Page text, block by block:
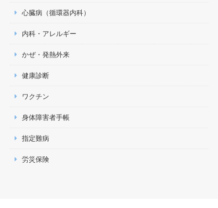
さいたま市の特定健診、がん検診（肺がん・結核、大腸
診、骨粗しょう症検診、風しん抗体検査、女性のヘルス
どの健診もお受けしております。お電話でご予約下さい
2023.10.16
これまでに培った経験、知識、技術を活かし、地域の皆
家族やご友人に奨めたくなるようなクリニックを目指し
心臓病（循環器内科）
内科・アレルギー
かぜ・発熱外来
健康診断
ワクチン
身体障害者手帳
指定難病
労災保険